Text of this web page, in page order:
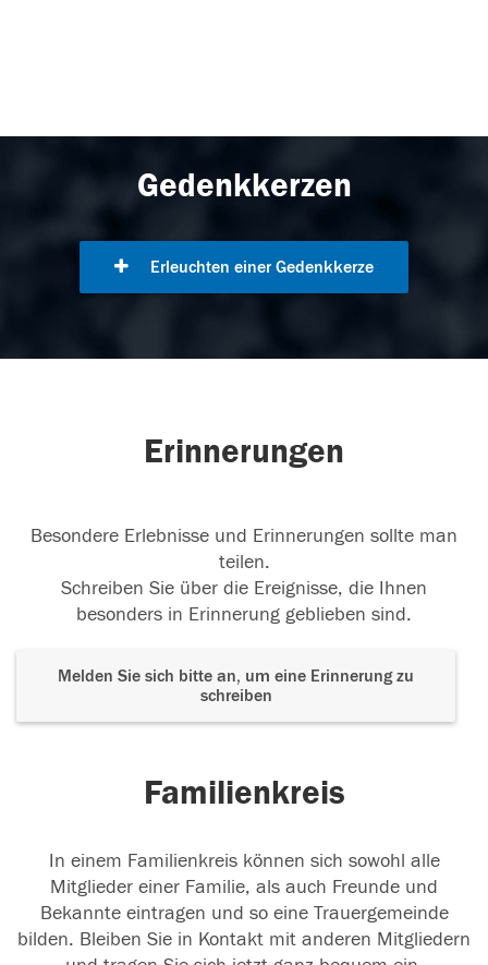
Gedenkkerzen
Erleuchten einer Gedenkkerze
Erinnerungen
Besondere Erlebnisse und Erinnerungen sollte man
teilen.
Schreiben Sie über die Ereignisse, die Ihnen
besonders in Erinnerung geblieben sind.
Melden Sie sich bitte an, um eine Erinnerung zu
schreiben
Familienkreis
In einem Familienkreis können sich sowohl alle
Mitglieder einer Familie, als auch Freunde und
Bekannte eintragen und so eine Trauergemeinde
bilden. Bleiben Sie in Kontakt mit anderen Mitgliedern